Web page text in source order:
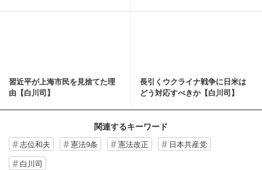
習近平が上海市民を見捨てた理
由【白川司】
長引くウクライナ戦争に日米は
どう対応すべきか【白川司】
関連するキーワード
志位和夫 憲法9条 憲法改正
日本共産党
白川司